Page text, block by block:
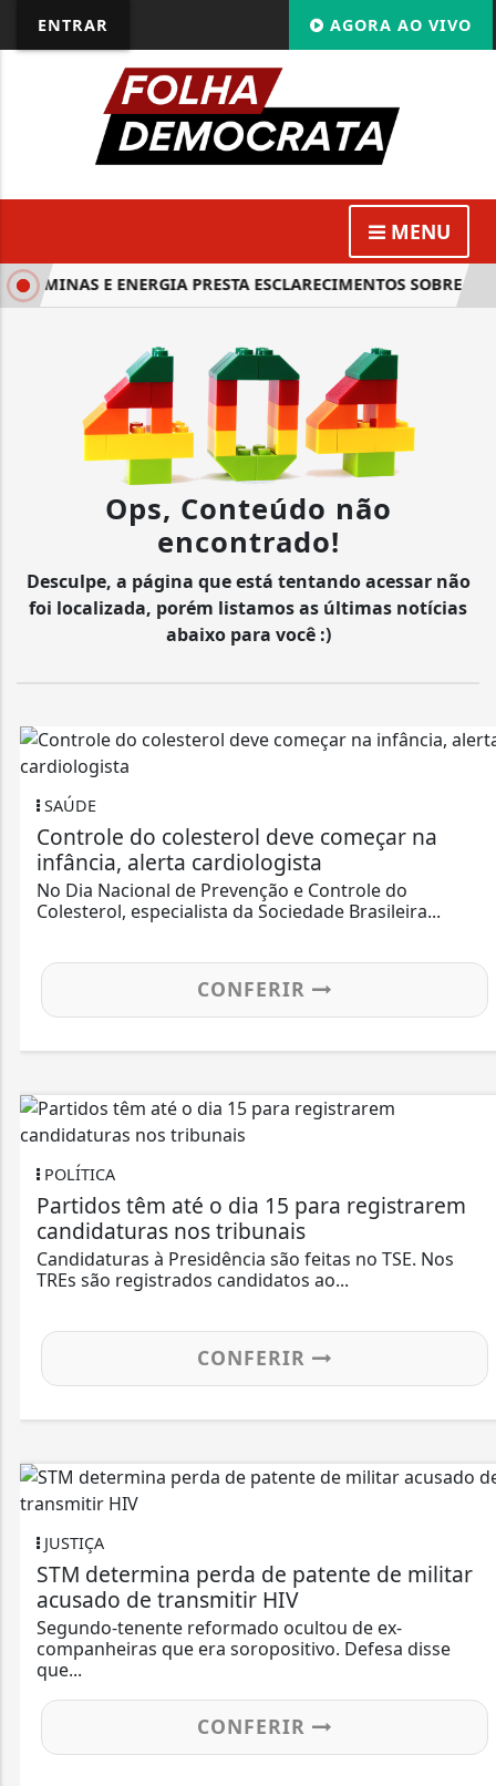
ENTRAR AGORA AO VIVO
MENU
MINAS E ENERGIA PRESTA ESCLARECIMENTOS SOBRE
Ops, Conteúdo não
encontrado!
Desculpe, a página que está tentando acessar não
foi localizada, porém listamos as últimas notícias
abaixo para você :)
SAÚDE
Controle do colesterol deve começar na
infância, alerta cardiologista
No Dia Nacional de Prevenção e Controle do
Colesterol, especialista da Sociedade Brasileira...
CONFERIR
POLÍTICA
Partidos têm até o dia 15 para registrarem
candidaturas nos tribunais
Candidaturas à Presidência são feitas no TSE. Nos
TREs são registrados candidatos ao...
CONFERIR
JUSTIÇA
STM determina perda de patente de militar
acusado de transmitir HIV
Segundo-tenente reformado ocultou de ex-
companheiras que era soropositivo. Defesa disse
que...
CONFERIR